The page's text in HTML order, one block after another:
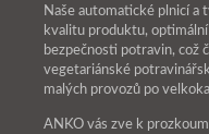
Naše automatické plnicí
kvalitu produktu,
bezpečnosti potravin, což
vegetariánské
malých provozů po
ANKO vás zve k